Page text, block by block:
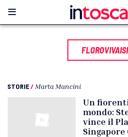
STORIE/ Marta Mancini
Un
mondo:
vince il
Singapore